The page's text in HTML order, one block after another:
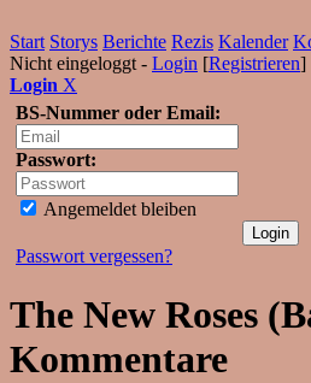
Start Storys Berichte Rezis Kalender
Nicht eingeloggt - Login [Registrieren]
Login X
BS-Nummer oder Email:
Passwort:
Angemeldet bleiben
Passwort vergessen?
The New Roses
Kommentare